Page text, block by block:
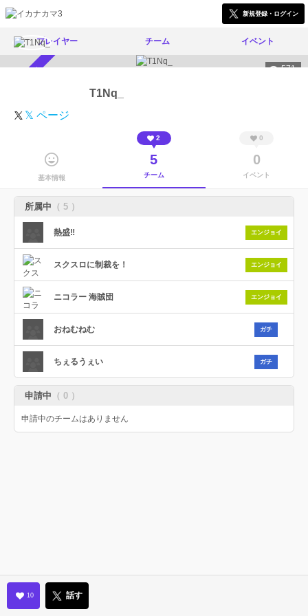
新規登録・ログイン
プレイヤー チーム イベント
571
T1Nq_
𝕏 ページ
基本情報
2
5
チーム
0
0
イベント
所属中 （ 5 ）
熱盛‼︎ エンジョイ
スクスロに制裁を！ エンジョイ
ニコラー 海賊団 エンジョイ
おねむねむ ガチ
ちぇるうぇい ガチ
申請中 （ 0 ）
申請中のチームはありません
10 話す